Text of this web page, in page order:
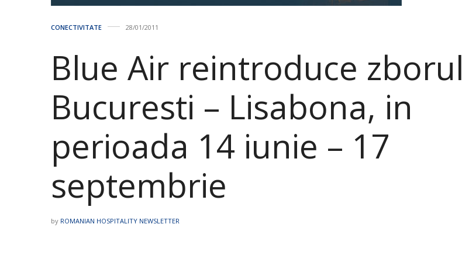
CONECTIVITATE 28/01/2011
Blue Air reintroduce zborul
Bucuresti – Lisabona, in
perioada 14 iunie – 17
septembrie
by ROMANIAN HOSPITALITY NEWSLETTER